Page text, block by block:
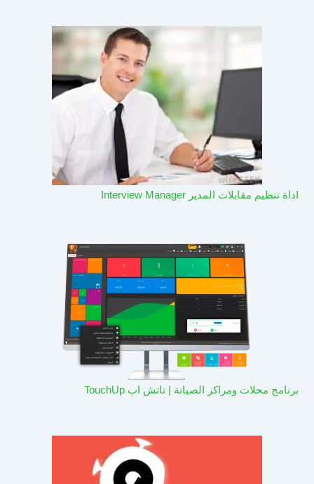
اداة تنظيم مقابلات المدير Interview Manager
برنامج محلات ومراكز الصيانة | تاتش اب TouchUp